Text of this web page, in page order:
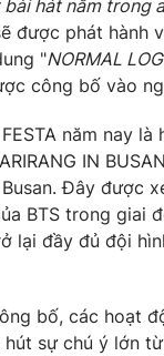
VTV
in và báo điện tử
Thị Mỹ Hạnh,
931 - 024.38 355
024.66 897 897
hát nằm trong
được phát hành
"NORMAL
công bố vào
năm nay
IN
Đây được
BTS trong giai
lại đầy đủ đội
bố, các hoạt
hút sự chú ý lớn